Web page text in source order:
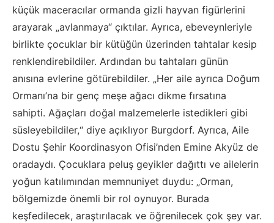
küçük maceracılar ormanda gizli hayvan figürlerini
arayarak „avlanmaya“ çıktılar. Ayrıca, ebeveynleriyle
birlikte çocuklar bir kütüğün üzerinden tahtalar kesip
renklendirebildiler. Ardından bu tahtaları günün
anısına evlerine götürebildiler. „Her aile ayrıca Doğum
Ormanı’na bir genç meşe ağacı dikme fırsatına
sahipti. Ağaçları doğal malzemelerle istedikleri gibi
süsleyebildiler,“ diye açıklıyor Burgdorf. Ayrıca, Aile
Dostu Şehir Koordinasyon Ofisi’nden Emine Akyüz de
oradaydı. Çocuklara peluş geyikler dağıttı ve ailelerin
yoğun katılımından memnuniyet duydu: „Orman,
bölgemizde önemli bir rol oynuyor. Burada
keşfedilecek, araştırılacak ve öğrenilecek çok şey var.